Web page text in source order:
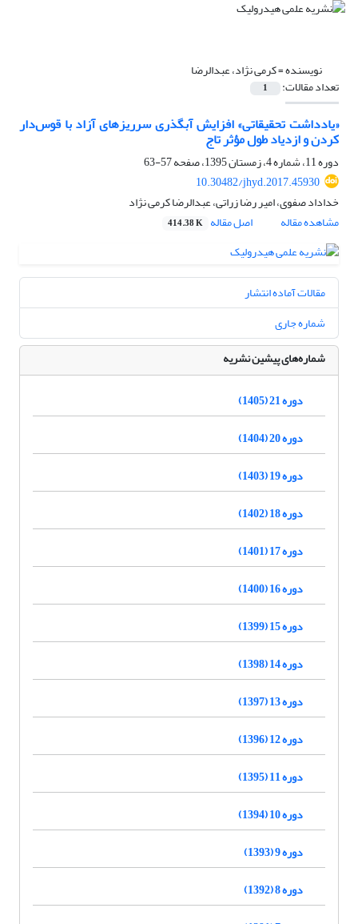
نویسنده =کرمی نژاد، عبدالرضا
تعداد مقالات: 1
«یادداشت تحقیقاتی» افزایش آبگذری سرریزهای آزاد با قوس‌دار
کردن و ازدیاد طول مؤثر تاج
دوره 11، شماره 4، زمستان 1395، صفحه
57-63
10.30482/jhyd.2017.45930
خداداد صفوی، امیر رضا زراتی، عبدالرضا کرمی نژاد
مشاهده مقاله
اصل مقاله 414.38 K
مقالات آماده انتشار
شماره جاری
شماره‌های پیشین نشریه
دوره 21 (1405)
دوره 20 (1404)
دوره 19 (1403)
دوره 18 (1402)
دوره 17 (1401)
دوره 16 (1400)
دوره 15 (1399)
دوره 14 (1398)
دوره 13 (1397)
دوره 12 (1396)
دوره 11 (1395)
دوره 10 (1394)
دوره 9 (1393)
دوره 8 (1392)